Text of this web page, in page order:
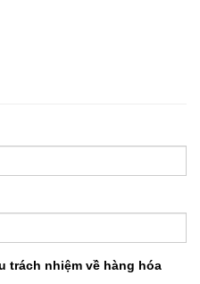
trách nhiệm về hàng hóa